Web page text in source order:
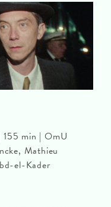
min | OmU
Mathieu
el-Kader